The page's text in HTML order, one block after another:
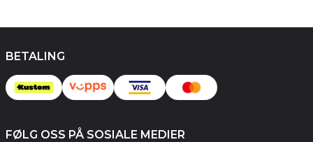
BETALING
FØLG OSS PÅ SOSIALE MEDIER